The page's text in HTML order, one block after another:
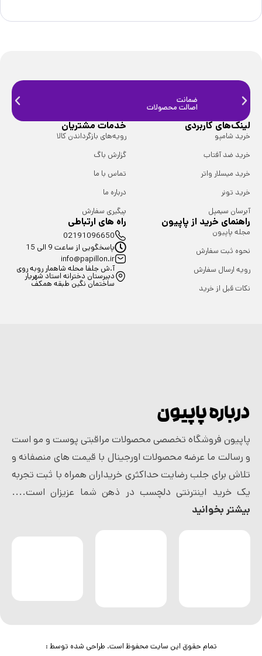
ضمانت
اصالت محصولات
لینک‌های کاربردی
خرید شامپو
خرید ضد آفتاب
خرید میسلار واتر
خرید تونر
آبرسان سیمپل
خدمات مشتریان
رویه‌های بازگرداندن کالا
گزارش باگ
تماس با ما
درباره ما
پیگیری سفارش
راهنمای خرید از پاپیون
مجله پاپیون
نحوه ثبت سفارش
رویه ارسال سفارش
نکات قبل از خرید
راه های ارتباطی
02191096650
پاسخگویی از ساعت 9 الی 15
info@papillon.ir
آ.ش جلفا محله شاهمار روبه روی
دبیرستان دخترانه استاد شهریار
ساختمان نگین طبقه همکف
درباره پاپیون
پاپیون فروشگاه تخصصی محصولات مراقبتی پوست و مو است
و رسالت ما عرضه محصولات اورجینال با قیمت های منصفانه و
تلاش برای جلب رضایت حداکثری خریداران همراه با ثبت تجربه
یک خرید اینترنتی دلچسب در ذهن شما عزیزان است....
بیشتر بخوانید
تمام حقوق این سایت محفوظ است. طراحی شده توسط :